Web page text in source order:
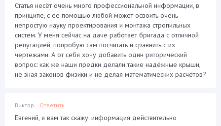
Статья несёт очень много профессиональной информации, в
принципе, с её помощью любой может освоить очень
непростую науку проектирования и монтажа стропильных
систем. У меня сейчас на даче работает бригада с отличной
репутацией, попробую сам посчитать и сравнить с их
чертежами. А от себя хочу добавить один риторический
вопрос: как же наши предки делали такие надёжные крыши,
не зная законов физики и не делая математических расчётов?
Виктор Ответить
Евгений, я вам так скажу: информация действительно